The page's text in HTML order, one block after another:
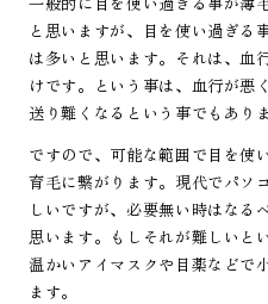
と思いますが、目を使い過ぎる
は多いと思います。それは、血
けです。という事は、血行が悪
送り難くなるという事でもありま
ですので、可能な範囲で目を使
育毛に繋がります。現代でパソ
しいですが、必要無い時はなる
思います。もしそれが難しいと
温かいアイマスクや目薬などで
ます。